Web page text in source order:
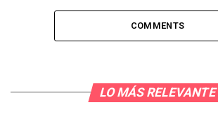
COMMENTS
LO MÁS RELEVANTE